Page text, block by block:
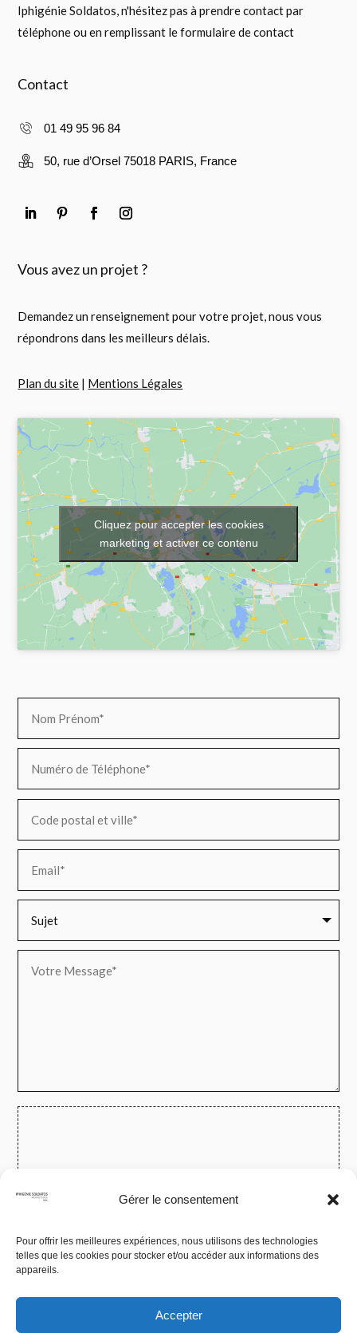
Gérer le consentement
Pour offrir les meilleures expériences, nous utilisons des technologies
telles que les cookies pour stocker et/ou accéder aux informations des
appareils.
Accepter
Iphigénie Soldatos, n'hésitez pas à prendre contact par
téléphone ou en remplissant le formulaire de contact
Contact
01 49 95 96 84
50, rue d’Orsel 75018 PARIS, France
Vous avez un projet ?
Demandez un renseignement pour votre projet, nous vous
répondrons dans les meilleurs délais.
Plan du site | Mentions Légales
Cliquez pour accepter les cookies
marketing et activer ce contenu
Ajouter vos fichiers